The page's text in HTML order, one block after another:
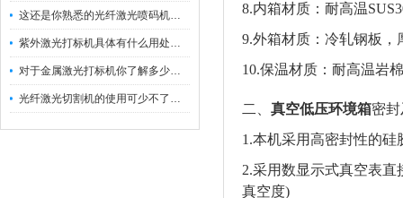
这还是你熟悉的光纤激光喷码机吗？
紫外激光打标机具体有什么用处呢？
对于金属激光打标机你了解多少呢？
光纤激光切割机的使用可少不了以下步骤
8.内箱材质：耐高温
9.外箱材质：冷轧钢板，
10.保温材质：耐高温岩
二、 真空低压环境箱密
1.本机采用高密封性的
2.采用数显示式真空表直
真空度)